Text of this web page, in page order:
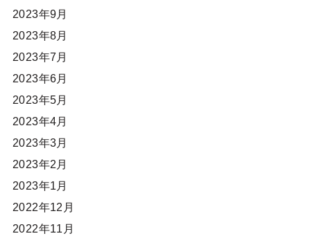
2023年9月
2023年8月
2023年7月
2023年6月
2023年5月
2023年4月
2023年3月
2023年2月
2023年1月
2022年12月
2022年11月